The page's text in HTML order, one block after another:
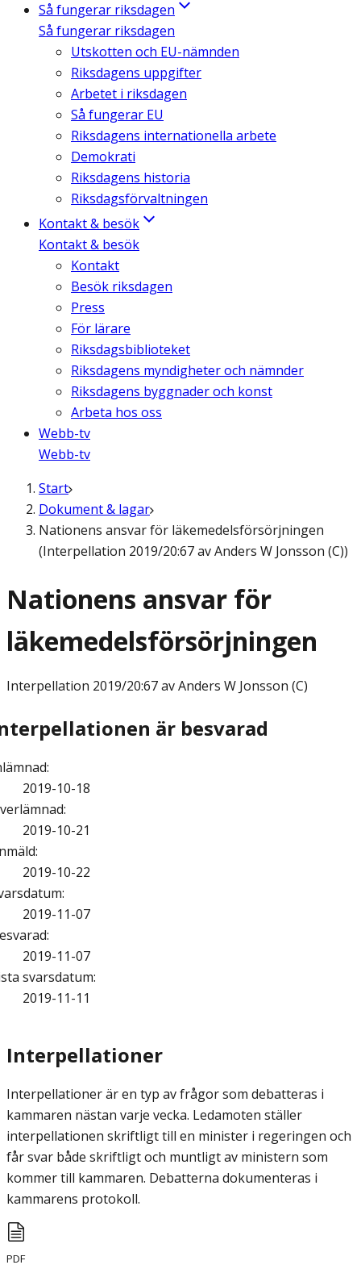
Så fungerar riksdagen
Så fungerar riksdagen
Utskotten och EU-nämnden
Riksdagens uppgifter
Arbetet i riksdagen
Så fungerar EU
Riksdagens internationella arbete
Demokrati
Riksdagens historia
Riksdagsförvaltningen
Kontakt & besök
Kontakt & besök
Kontakt
Besök riksdagen
Press
För lärare
Riksdagsbiblioteket
Riksdagens myndigheter och nämnder
Riksdagens byggnader och konst
Arbeta hos oss
Webb-tv
Webb-tv
Start
Dokument & lagar
Nationens ansvar för läkemedelsförsörjningen
(Interpellation 2019/20:67 av Anders W Jonsson (C))
Nationens ansvar för
läkemedelsförsörjningen
Interpellation 2019/20:67 av Anders W Jonsson (C)
är besvarad
:
2019-10-18
:
2019-10-21
:
2019-10-22
:
2019-11-07
:
2019-11-07
svarsdatum:
2019-11-11
Interpellationer
Interpellationer är en typ av frågor som debatteras i
kammaren nästan varje vecka. Ledamoten ställer
interpellationen skriftligt till en minister i regeringen och
får svar både skriftligt och muntligt av ministern som
kommer till kammaren. Debatterna dokumenteras i
kammarens protokoll.
PDF